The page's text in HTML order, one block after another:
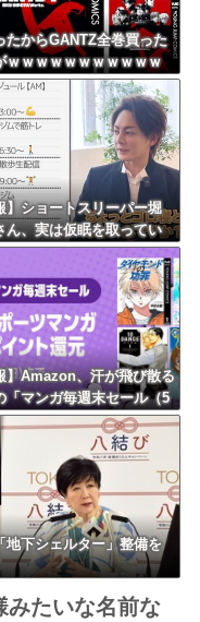
Powered by livedoor 相互RSS
たからGANTZ全巻買った
ｗｗｗｗｗｗｗｗｗｗｗ
】ショートスリーパー堀
ん、実は仮眠を取ってい
ｗｗｗｗｗｗｗｗｗｗｗ
】Amazon、汗が飛び散る
「マンガ毎週末セール（5
）」を開催ｗｗｗｗｗｗ
ｗ
地下シェルター」整備を
みたいな名前な